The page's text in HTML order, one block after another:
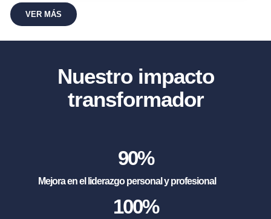
VER MÁS
Nuestro impacto
transformador
90%
Mejora en el liderazgo personal y profesional
100%